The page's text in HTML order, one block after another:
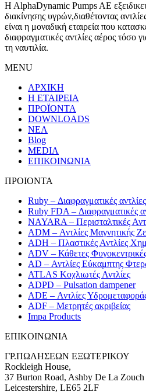
H AlphaDynamic Pumps AE
διακίνησης υγρών,διαθέτοντας
είναι η μοναδική εταιρεία που
διαφραγματικές αντλίες αέρος τόσο
τη ναυτιλία.
MENU
ΑΡΧΙΚΗ
Η ΕΤΑΙΡΕΙΑ
ΠΡΟΪΟΝΤΑ
DOWNLOADS
ΝΕΑ
Blog
MEDIA
ΕΠΙΚΟΙΝΩΝΙΑ
ΠΡΟΙΟΝΤΑ
Ruby – Διαφραγματικές
Ruby FDA – Διαφραγματικές
NAYARA – Περισταλτικές
ADM – Αντλίες Μαγνητικής
ADH – Πλαστικές Αντλίες
ADV – Κάθετες
AD – Αντλίες Εύκαμπτης
ATLAS Κοχλιωτές Αντλίες
ADPD – Pulsation dampener
ADE – Αντλίες
ADF – Μετρητές ακριβείας
Impa Products
ΕΠΙΚOIΝΩΝΙΑ
ΓΡ.ΠΩΛΗΣΕΩΝ ΕΞΩΤΕΡΙΚΟΥ
Rockleigh House,
37 Burton Road, Ashby De La Zouch
Leicestershire, LE65 2LF